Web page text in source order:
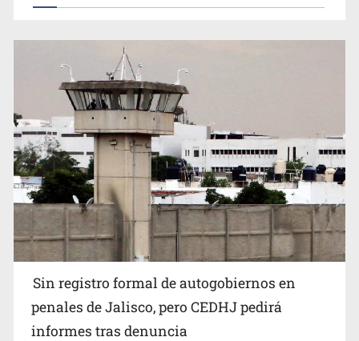
Sin registro formal de autogobiernos en
penales de Jalisco, pero CEDHJ pedirá
informes tras denuncia